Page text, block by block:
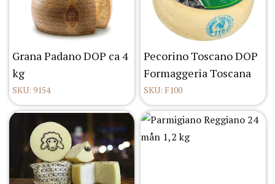
Grana Padano DOP ca 4
kg
SKU: 9154
Pecorino Toscano DOP
Formaggeria Toscana
SKU: F100